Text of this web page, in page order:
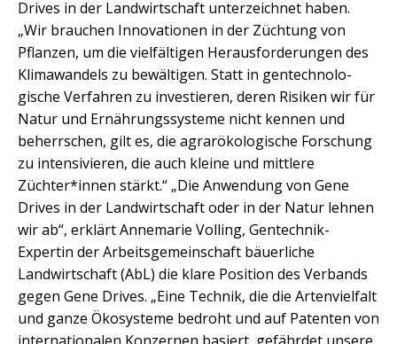
Drives in der Landwirt­schaft unterzeichnet haben.
„Wir brauchen Innovationen in der Züchtung von
Pflanzen, um die vielfältigen Herausforderungen des
Klimawandels zu bewältigen. Statt in gentechno­lo­
gische Verfahren zu investieren, deren Risiken wir für
Natur und Ernährungssysteme nicht kennen und
beherrschen, gilt es, die agrarökologische Forschung
zu intensivieren, die auch kleine und mittlere
Züchter*innen stärkt.“ „Die Anwendung von Gene
Drives in der Landwirtschaft oder in der Natur lehnen
wir ab“, erklärt Annemarie Volling, Gentechnik-
Expertin der Arbeitsgemeinschaft bäuerliche
Landwirtschaft (AbL) die klare Position des Verbands
gegen Gene Drives. „Eine Technik, die die Artenvielfalt
und ganze Ökosysteme bedroht und auf Patenten von